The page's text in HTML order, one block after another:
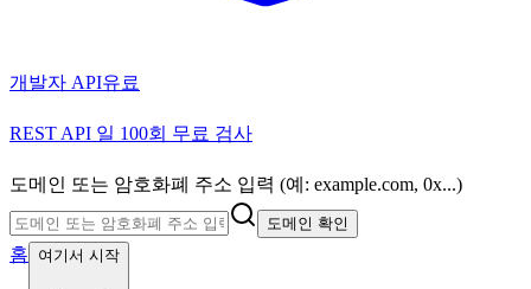
개발자 API유료
REST API 일 100회 무료 검사
도메인 또는 암호화폐 주소 입력 (예: example.com, 0x...)
도메인 확인
홈 여기서 시작